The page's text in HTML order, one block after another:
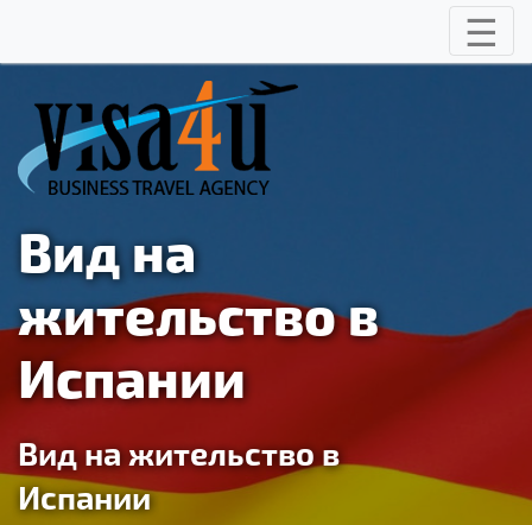
☰
Вид на
жительство в
Испании
Вид на жительство в
Испании